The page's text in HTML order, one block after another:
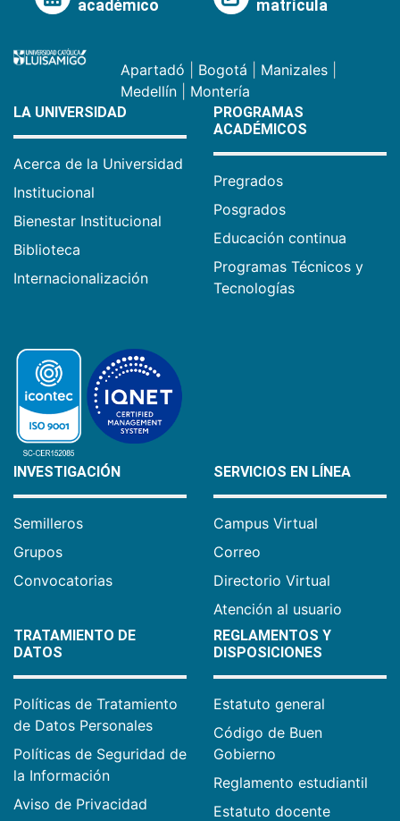
académico matrícula
Apartadó Bogotá Manizales
Medellín
Montería
LA UNIVERSIDAD
Acerca de la Universidad
Institucional
Bienestar Institucional
Biblioteca
Internacionalización
PROGRAMAS
ACADÉMICOS
Pregrados
Posgrados
Educación continua
Programas Técnicos y
Tecnologías
INVESTIGACIÓN
Semilleros
Grupos
Convocatorias
SERVICIOS EN LÍNEA
Campus Virtual
Correo
Directorio Virtual
Atención al usuario
TRATAMIENTO DE
DATOS
Políticas de Tratamiento
de Datos Personales
Políticas de Seguridad de
la Información
Aviso de Privacidad
REGLAMENTOS Y
DISPOSICIONES
Estatuto general
Código de Buen
Gobierno
Reglamento estudiantil
Estatuto docente